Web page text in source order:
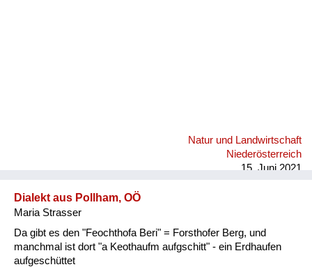
Natur und Landwirtschaft
Niederösterreich
15. Juni 2021
Dialekt aus Pollham, OÖ
Maria Strasser
Da gibt es den "Feochthofa Beri" = Forsthofer Berg, und
manchmal ist dort "a Keothaufm aufgschitt" - ein Erdhaufen
aufgeschüttet